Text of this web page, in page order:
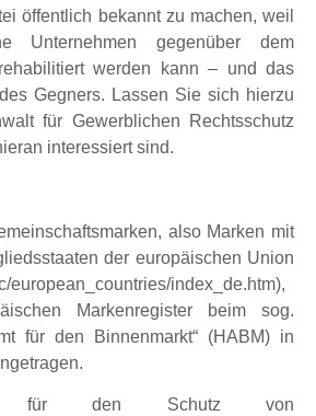
öffentlich bekannt zu machen, weil
Unternehmen gegenüber dem
werden kann – und das
Gegners. Lassen Sie sich hierzu
für Gewerblichen Rechtsschutz
interessiert sind.
also Marken mit
der europäischen Union
european_countries/index_de.htm),
Markenregister beim sog.
für den Binnenmarkt“ (HABM) in
für den Schutz von